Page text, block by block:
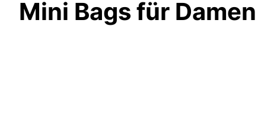
Mini Bags für Damen